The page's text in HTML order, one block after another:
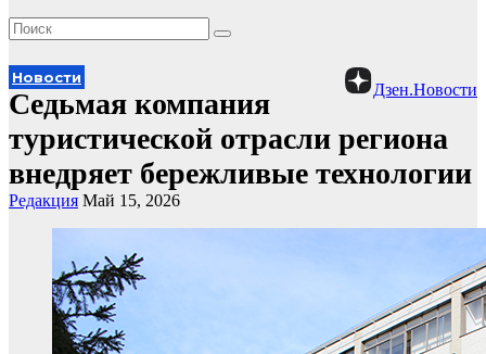
Дзен.Новости
Новости
Седьмая компания
туристической отрасли региона
внедряет бережливые технологии
Редакция Май 15, 2026